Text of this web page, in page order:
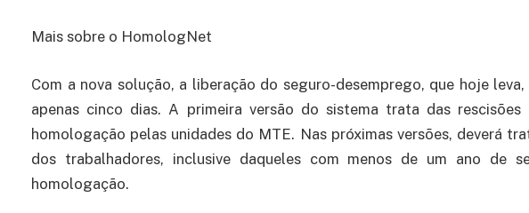
Mais sobre o HomologNet
Com a nova solução, a liberação do seguro-desemprego, que hoje
apenas cinco dias. A primeira versão do sistema trata das
homologação pelas unidades do MTE. Nas próximas versões, deverá
dos trabalhadores, inclusive daqueles com menos de um ano de
homologação.